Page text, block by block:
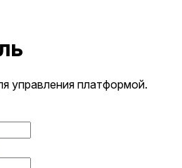
управления платформой.